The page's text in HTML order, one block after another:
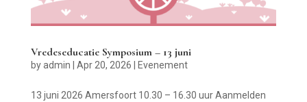
Vredeseducatie Symposium – 13 juni
byadmin | Apr 20, 2026 | Evenement
13 juni 2026 Amersfoort 10.30 – 16.30 uur Aanmelden